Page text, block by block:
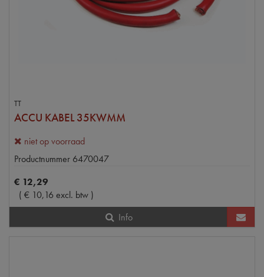
TT
ACCU KABEL 35KWMM
niet op voorraad
Productnummer 6470047
€ 12,29
( € 10,16 excl. btw )
Info